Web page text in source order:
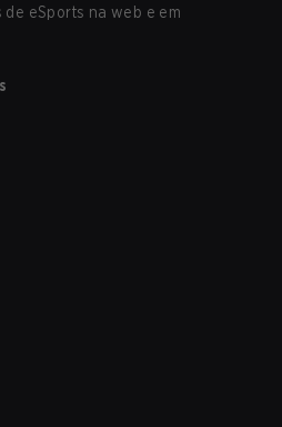
de eSports na web e em